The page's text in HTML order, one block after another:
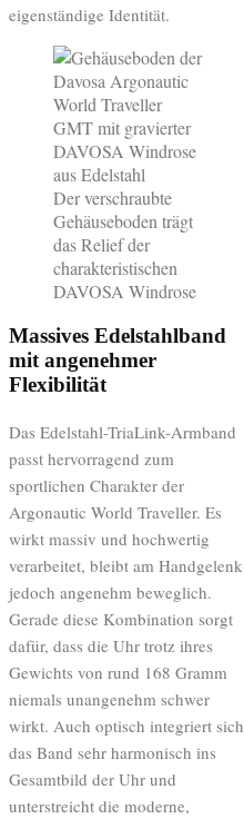
eigenständige Identität.
Der verschraubte
Gehäuseboden trägt
das Relief der
charakteristischen
DAVOSA Windrose
Massives Edelstahlband
mit angenehmer
Flexibilität
Das Edelstahl-TriaLink-Armband
passt hervorragend zum
sportlichen Charakter der
Argonautic World Traveller. Es
wirkt massiv und hochwertig
verarbeitet, bleibt am Handgelenk
jedoch angenehm beweglich.
Gerade diese Kombination sorgt
dafür, dass die Uhr trotz ihres
Gewichts von rund 168 Gramm
niemals unangenehm schwer
wirkt. Auch optisch integriert sich
das Band sehr harmonisch ins
Gesamtbild der Uhr und
unterstreicht die moderne,